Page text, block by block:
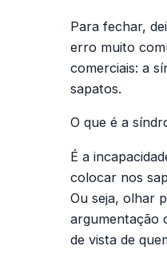
Para fechar,
erro muito
comerciais: a
sapatos.
O que é a
É a
colocar nos
Ou seja, olhar
argumentação
de vista de